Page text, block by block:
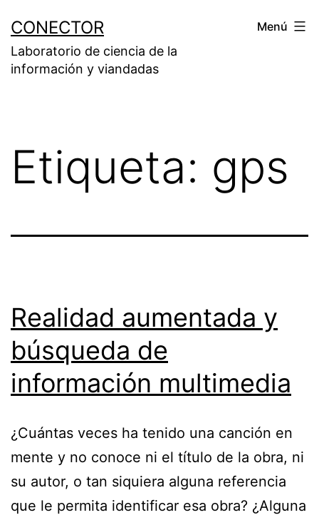
contenido
CONECTOR
Laboratorio de ciencia de la
información y viandadas
Menú
Etiqueta: gps
Realidad aumentada y
búsqueda de
información multimedia
¿Cuántas veces ha tenido una canción en
mente y no conoce ni el título de la obra, ni
su autor, o tan siquiera alguna referencia
que le permita identificar esa obra? ¿Alguna